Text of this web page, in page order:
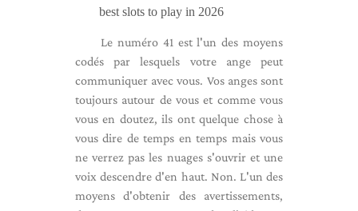
best slots to play in 2026
Le numéro 41 est l'un des moyens
codés par lesquels votre ange peut
communiquer avec vous. Vos anges sont
toujours autour de vous et comme vous
vous en doutez, ils ont quelque chose à
vous dire de temps en temps mais vous
ne verrez pas les nuages ​​s'ouvrir et une
voix descendre d'en haut. Non. L'un des
moyens d'obtenir des avertissements,